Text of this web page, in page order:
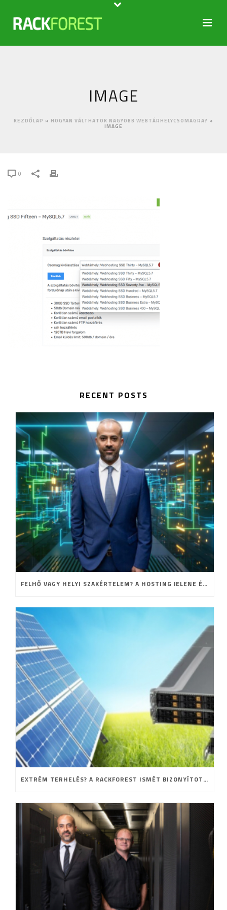
IMAGE
KEZDŐLAP » HOGYAN VÁLTHATOK NAGYOBB WEBTÁRHELYCSOMAGRA? »
IMAGE
0
RECENT POSTS
FELHŐ VAGY HELYI SZAKÉRTELEM? A HOSTING JELENE ÉS JÖVŐJE
EXTRÉM TERHELÉS? A RACKFOREST ISMÉT BIZONYÍTOTT!